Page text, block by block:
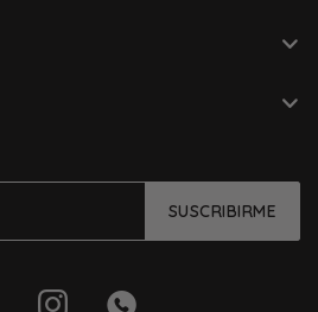
SUSCRIBIRME
 